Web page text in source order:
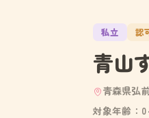
私立 認
青山
青森県弘
対象年齢：0